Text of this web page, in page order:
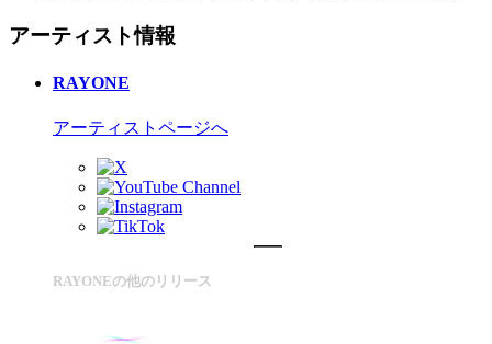
アーティスト情報
RAYONE
アーティストページへ
RAYONEの他のリリース